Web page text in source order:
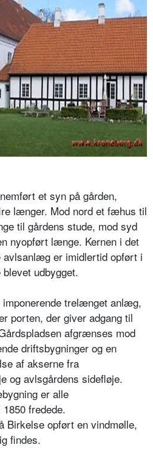
et syn på gården,
længer. Mod nord et fæhus til
til gårdens stude, mod syd
nyopført længe. Kernen i det
avlsanlæg er imidlertid opført i
udbygget.
trelænget anlæg,
porten, der giver adgang til
afgrænses mod
driftsbygninger og en
af akserne fra
og avlsgårdens sidefløje.
er alle
fredede.
Birkelse opført en vindmølle,
findes.